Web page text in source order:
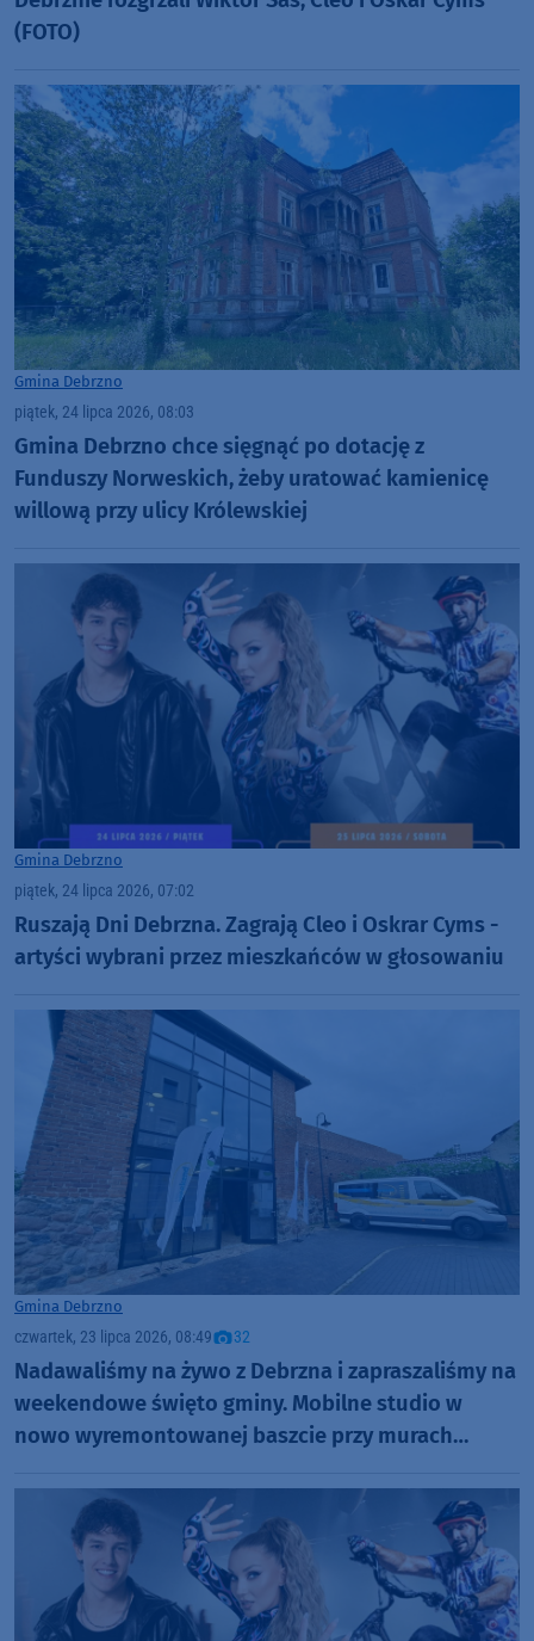
(FOTO)
Gmina Debrzno
piątek, 24 lipca 2026, 08:03
Gmina Debrzno chce sięgnąć po dotację z
Funduszy Norweskich, żeby uratować kamienicę
willową przy ulicy Królewskiej
Gmina Debrzno
piątek, 24 lipca 2026, 07:02
Ruszają Dni Debrzna. Zagrają Cleo i Oskrar Cyms -
artyści wybrani przez mieszkańców w głosowaniu
Gmina Debrzno
czwartek, 23 lipca 2026, 08:49 32
Nadawaliśmy na żywo z Debrzna i zapraszaliśmy na
weekendowe święto gminy. Mobilne studio w
nowo wyremontowanej baszcie przy murach